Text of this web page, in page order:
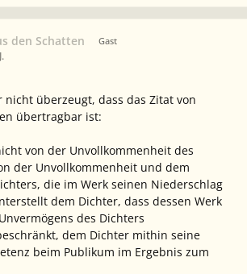
den Schatten Gast
überzeugt, dass das Zitat von
übertragbar ist:
von der Unvollkommenheit des
der Unvollkommenheit und dem
die im Werk seinen Niederschlag
dem Dichter, dass dessen Werk
des Dichters
dem Dichter mithin seine
beim Publikum im Ergebnis zum